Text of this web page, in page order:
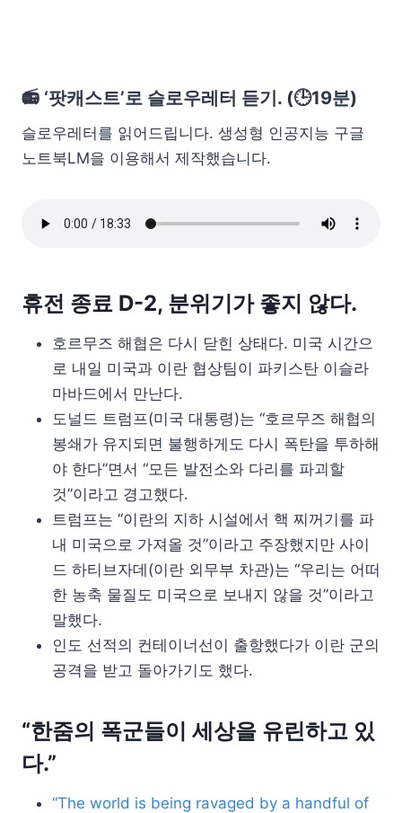
📻 ‘팟캐스트’로 슬로우레터 듣기. (🕒19분)
슬로우레터를 읽어드립니다. 생성형 인공지능 구글
노트북LM을 이용해서 제작했습니다.
휴전 종료 D-2, 분위기가 좋지 않다.
호르무즈 해협은 다시 닫힌 상태다. 미국 시간으
로 내일 미국과 이란 협상팀이 파키스탄 이슬라
마바드에서 만난다.
도널드 트럼프(미국 대통령)는 “호르무즈 해협의
봉쇄가 유지되면 불행하게도 다시 폭탄을 투하해
야 한다”면서 “모든 발전소와 다리를 파괴할
것”이라고 경고했다.
트럼프는 “이란의 지하 시설에서 핵 찌꺼기를 파
내 미국으로 가져올 것”이라고 주장했지만 사이
드 하티브자데(이란 외무부 차관)는 “우리는 어떠
한 농축 물질도 미국으로 보내지 않을 것”이라고
말했다.
인도 선적의 컨테이너선이 출항했다가 이란 군의
공격을 받고 돌아가기도 했다.
“한줌의 폭군들이 세상을 유린하고 있
다.”
“The world is being ravaged by a handful of